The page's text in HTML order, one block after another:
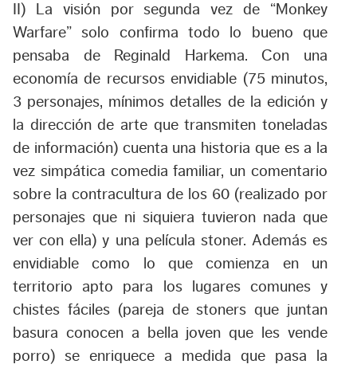
II) La visión por segunda vez de “Monkey
Warfare” solo confirma todo lo bueno que
pensaba de Reginald Harkema. Con una
economía de recursos envidiable (75 minutos,
3 personajes, mínimos detalles de la edición y
la dirección de arte que transmiten toneladas
de información) cuenta una historia que es a la
vez simpática comedia familiar, un comentario
sobre la contracultura de los 60 (realizado por
personajes que ni siquiera tuvieron nada que
ver con ella) y una película stoner. Además es
envidiable como lo que comienza en un
territorio apto para los lugares comunes y
chistes fáciles (pareja de stoners que juntan
basura conocen a bella joven que les vende
porro) se enriquece a medida que pasa la